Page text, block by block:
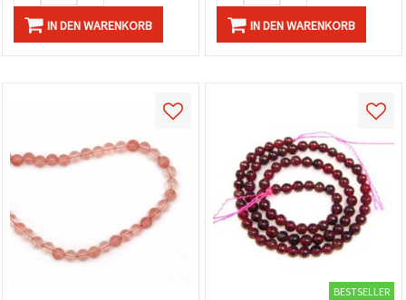
IN DEN WARENKORB IN DEN WARENKORB
BESTSELLER